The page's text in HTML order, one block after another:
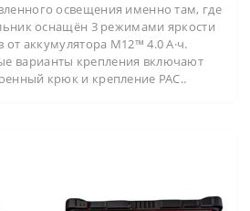
освещения именно там, где
оснащён 3 режимами яркости
от аккумулятора M12™ 4.0 А·ч.
варианты крепления включают
крюк и крепление PAC..